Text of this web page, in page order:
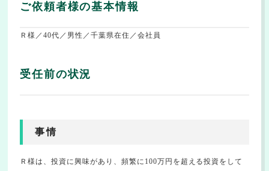
ご依頼者様の基本情報
Ｒ様／40代／男性／千葉県在住／会社員
受任前の状況
事情
Ｒ様は、投資に興味があり、頻繁に100万円を超える投資をして